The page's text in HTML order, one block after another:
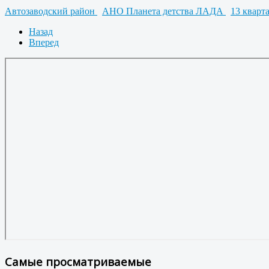
Автозаводский район АНО Планета детства ЛАДА
13
Назад
Вперед
Самые просматриваемые